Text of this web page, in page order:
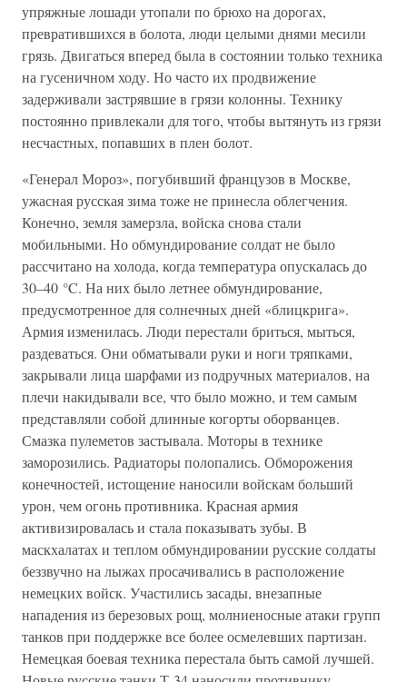
упряжные лошади утопали по брюхо на дорогах,
превратившихся в болота, люди целыми днями месили
грязь. Двигаться вперед была в состоянии только техника
на гусеничном ходу. Но часто их продвижение
задерживали застрявшие в грязи колонны. Технику
постоянно привлекали для того, чтобы вытянуть из грязи
несчастных, попавших в плен болот.
«Генерал Мороз», погубивший французов в Москве,
ужасная русская зима тоже не принесла облегчения.
Конечно, земля замерзла, войска снова стали
мобильными. Но обмундирование солдат не было
рассчитано на холода, когда температура опускалась до
30–40 °C. На них было летнее обмундирование,
предусмотренное для солнечных дней «блицкрига».
Армия изменилась. Люди перестали бриться, мыться,
раздеваться. Они обматывали руки и ноги тряпками,
закрывали лица шарфами из подручных материалов, на
плечи накидывали все, что было можно, и тем самым
представляли собой длинные когорты оборванцев.
Смазка пулеметов застывала. Моторы в технике
заморозились. Радиаторы полопались. Обморожения
конечностей, истощение наносили войскам больший
урон, чем огонь противника. Красная армия
активизировалась и стала показывать зубы. В
маскхалатах и теплом обмундировании русские солдаты
беззвучно на лыжах просачивались в расположение
немецких войск. Участились засады, внезапные
нападения из березовых рощ, молниеносные атаки групп
танков при поддержке все более осмелевших партизан.
Немецкая боевая техника перестала быть самой лучшей.